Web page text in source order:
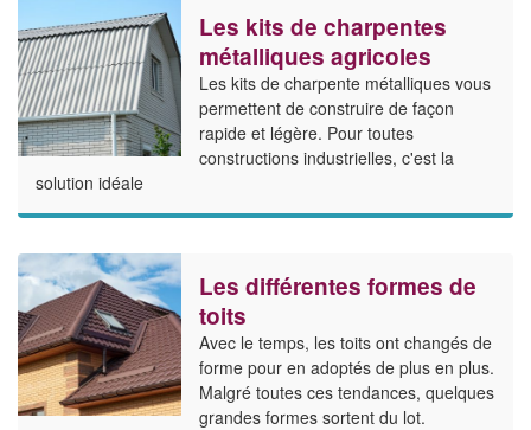
Les kits de charpentes
métalliques agricoles
Les kits de charpente métalliques vous
permettent de construire de façon
rapide et légère. Pour toutes
constructions industrielles, c'est la
solution idéale
Les différentes formes de
toits
Avec le temps, les toits ont changés de
forme pour en adoptés de plus en plus.
Malgré toutes ces tendances, quelques
grandes formes sortent du lot.